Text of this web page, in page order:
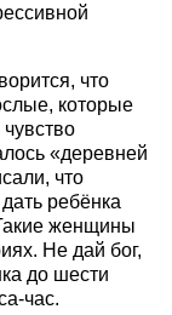
что
которые
«деревней
что
ребёнка
женщины
Не дай бог,
до шести
час.